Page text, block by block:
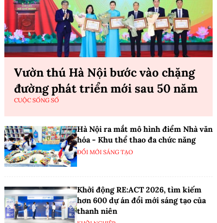
Vườn thú Hà Nội bước vào chặng
đường phát triển mới sau 50 năm
CUỘC SỐNG SỐ
Hà Nội ra mắt mô hình điểm Nhà văn
hóa - Khu thể thao đa chức năng
ĐỔI MỚI SÁNG TẠO
Khởi động RE:ACT 2026, tìm kiếm
hơn 600 dự án đổi mới sáng tạo của
thanh niên